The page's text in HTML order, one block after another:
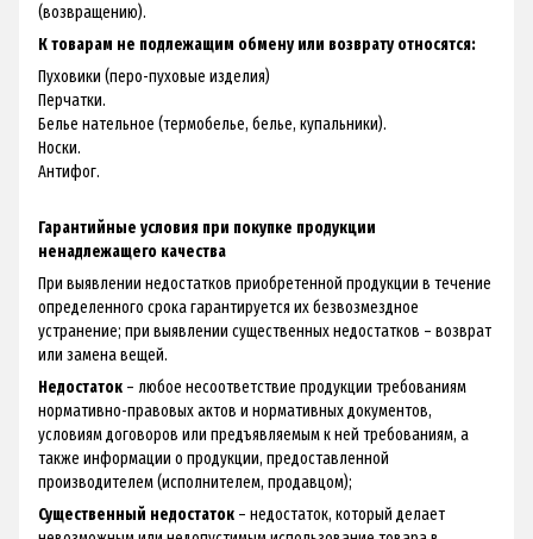
(возвращению).
К товарам не подлежащим обмену или возврату относятся:
Пуховики (перо-пуховые изделия)
Перчатки.
Белье нательное (термобелье, белье, купальники).
Носки.
Антифог.
Гарантийные условия при покупке продукции
ненадлежащего качества
При выявлении недостатков приобретенной продукции в течение
определенного срока гарантируется их безвозмездное
устранение; при выявлении существенных недостатков – возврат
или замена вещей.
Недостаток – любое несоответствие продукции требованиям
нормативно-правовых актов и нормативных документов,
условиям договоров или предъявляемым к ней требованиям, а
также информации о продукции, предоставленной
производителем (исполнителем, продавцом);
Существенный недостаток – недостаток, который делает